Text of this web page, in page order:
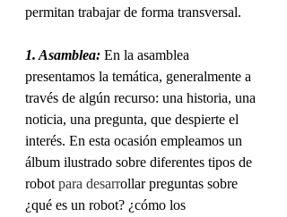
permitan trabajar de forma transversal.
1. Asamblea: En la asamblea
presentamos la temática, generalmente a
través de algún recurso: una historia, una
noticia, una pregunta, que despierte el
interés. En esta ocasión empleamos un
álbum ilustrado sobre diferentes tipos de
robot para desarrollar preguntas sobre
¿qué es un robot? ¿cómo los